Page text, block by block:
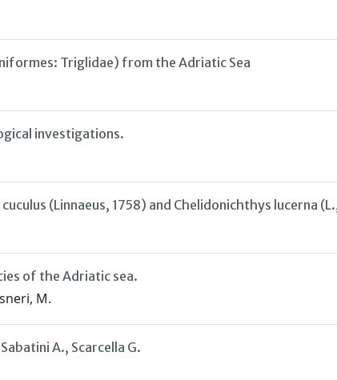
Triglidae) from the Adriatic Sea
investigations.
(Linnaeus, 1758) and Chelidonichthys lucerna
of the Adriatic sea.
M.
A., Scarcella G.